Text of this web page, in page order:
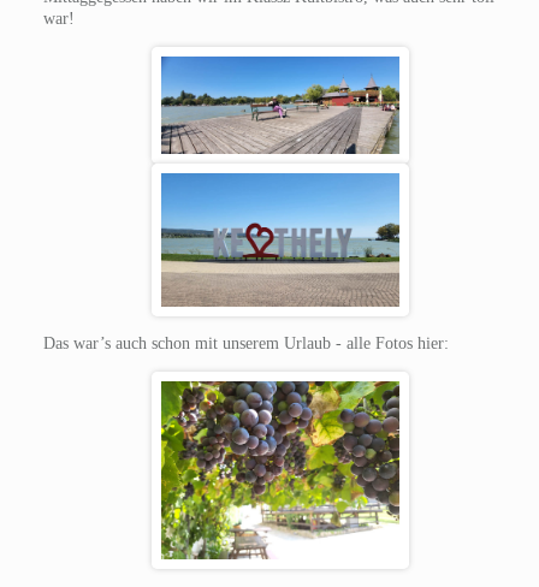
war!
Das war’s auch schon mit unserem Urlaub - alle Fotos hier: